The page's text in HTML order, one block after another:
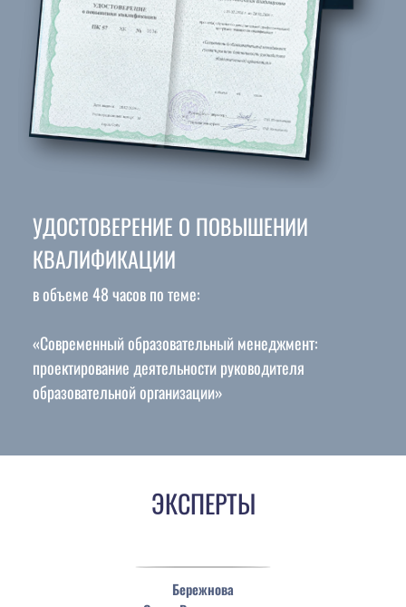
УДОСТОВЕРЕНИЕ О ПОВЫШЕНИИ
КВАЛИФИКАЦИИ
в объеме 48 часов по теме:
«Современный образовательный менеджмент:
проектирование деятельности руководителя
образовательной организации»
ЭКСПЕРТЫ
Бережнова